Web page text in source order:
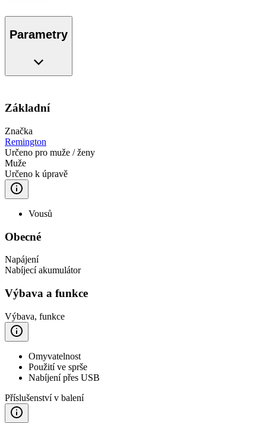
Parametry
Základní
Značka
Remington
Určeno pro muže / ženy
Muže
Určeno k úpravě
Vousů
Obecné
Napájení
Nabíjecí akumulátor
Výbava a funkce
Výbava, funkce
Omyvatelnost
Použití ve sprše
Nabíjení přes USB
Příslušenství v balení